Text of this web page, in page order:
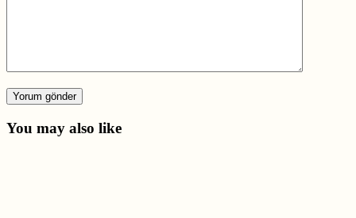
Yorum gönder
You may also like